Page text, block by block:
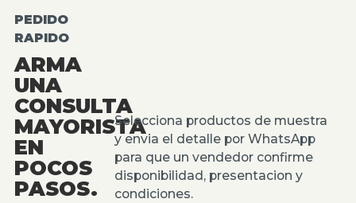
PEDIDO
RAPIDO
ARMA
UNA
CONSULTA
MAYORISTA
EN
POCOS
PASOS.
Selecciona productos de muestra
y envia el detalle por WhatsApp
para que un vendedor confirme
disponibilidad, presentacion y
condiciones.